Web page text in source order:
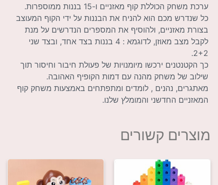
ערכת משחק הכוללת קוף מאזניים ו-15 בננות ממוספרות.
כל שנדרש מכם הוא להניח את הבננות על ידי הקוף המעוצב
בצורת מאזניים, ולהוסיף את המספרים הנדרשים על מנת
לקבל מצב מאוזן, לדוגמא : 4 בננות בצד אחד, ובצד שני
2+2.
כך הקטנטנים ירכשו מיומנויות של פעולת חיבור וחיסור תוך
שילוב של משחק מהנה עם דמות הקופיף האהובה.
מאתגרים, נהנים , לומדים ומתפתחים באמצעות משחק קוף
המאזניים החדשני והמומלץ שלנו.
מוצרים קשורים